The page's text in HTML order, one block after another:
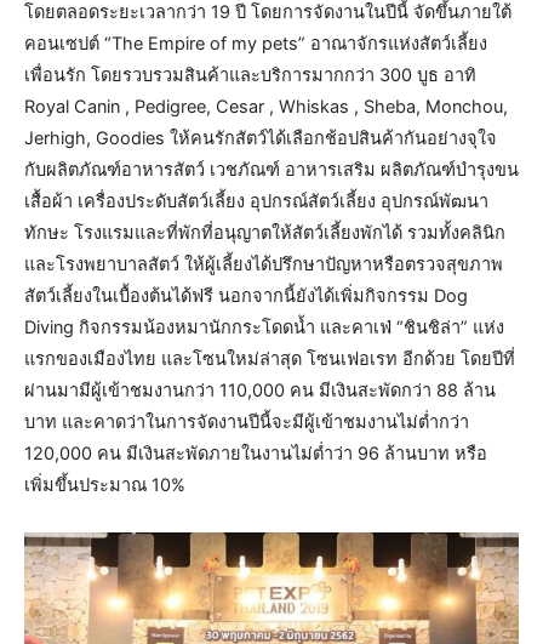
โดยตลอดระยะเวลากว่า 19 ปี โดยการจัดงานในปีนี้ จัดขึ้นภายใต้
คอนเซปต์ “The Empire of my pets” อาณาจักรแห่งสัตว์เลี้ยง
เพื่อนรัก โดยรวบรวมสินค้าและบริการมากกว่า 300 บูธ อาทิ
Royal Canin , Pedigree, Cesar , Whiskas , Sheba, Monchou,
Jerhigh, Goodies ให้คนรักสัตว์ได้เลือกช้อปสินค้ากันอย่างจุใจ
กับผลิตภัณฑ์อาหารสัตว์ เวชภัณฑ์ อาหารเสริม ผลิตภัณฑ์บำรุงขน
เสื้อผ้า เครื่องประดับสัตว์เลี้ยง อุปกรณ์สัตว์เลี้ยง อุปกรณ์พัฒนา
ทักษะ โรงแรมและที่พักที่อนุญาตให้สัตว์เลี้ยงพักได้ รวมทั้งคลินิก
และโรงพยาบาลสัตว์ ให้ผู้เลี้ยงได้ปรึกษาปัญหาหรือตรวจสุขภาพ
สัตว์เลี้ยงในเบื้องต้นได้ฟรี นอกจากนี้ยังได้เพิ่มกิจกรรม Dog
Diving กิจกรรมน้องหมานักกระโดดน้ำ และคาเฟ่ “ชินชิล่า” แห่ง
แรกของเมืองไทย และโซนใหม่ล่าสุด โซนเฟอเรท อีกด้วย โดยปีที่
ผ่านมามีผู้เข้าชมงานกว่า 110,000 คน มีเงินสะพัดกว่า 88 ล้าน
บาท และคาดว่าในการจัดงานปีนี้จะมีผู้เข้าชมงานไม่ต่ำกว่า
120,000 คน มีเงินสะพัดภายในงานไม่ต่ำว่า 96 ล้านบาท หรือ
เพิ่มขึ้นประมาณ 10%